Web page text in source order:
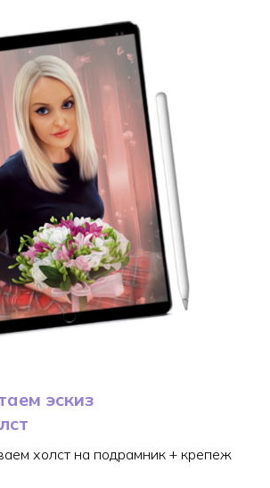
эскиз
холст на подрамник + крепеж